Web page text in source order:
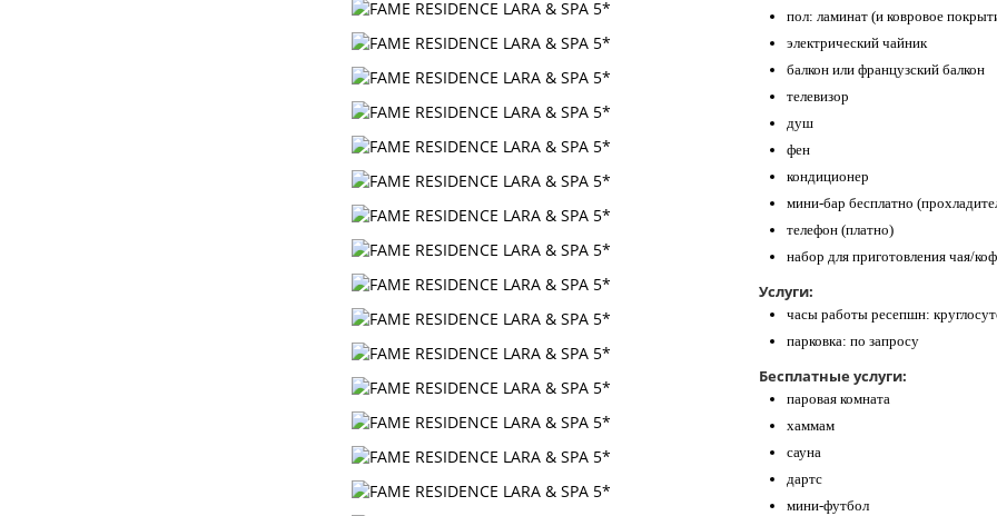
пол: ламинат (и ковровое
электрический чайник
балкон или французский балкон
телевизор
душ
фен
кондиционер
мини-бар бесплатно
телефон (платно)
набор для приготовления чая/
Услуги:
часы работы ресепшн:
парковка: по запросу
Бесплатные услуги:
паровая комната
хаммам
сауна
дартс
мини-футбол